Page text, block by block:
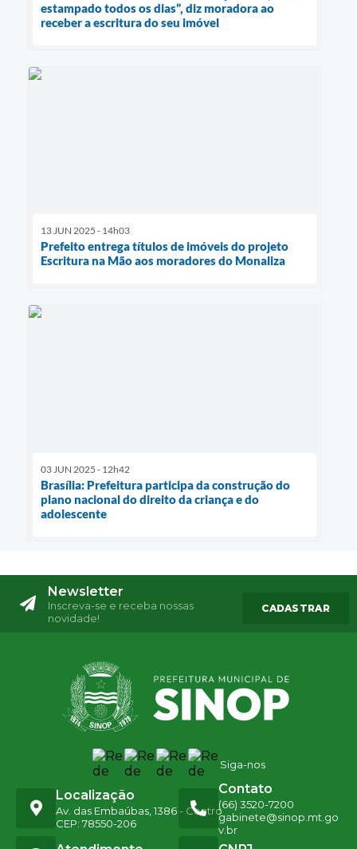
estampado todos os dias”, diz moradora ao
receber a escritura do seu imóvel
13 JUN 2025 - 14h03
Prefeito entrega títulos de imóveis do projeto
Escritura na Mão aos moradores do Monaliza
03 JUN 2025 - 12h42
Brasília: Prefeitura participa da construção do
plano nacional do direito da criança e do
adolescente
Newsletter
Inscreva-se e receba nossas
novidade!
CADASTRAR
Siga-nos
Localização
Av. das Embaúbas, 1386 - Centro
CEP: 78550-206
Contato
(66) 3520-7200
gabinete@sinop.mt.go
v.br